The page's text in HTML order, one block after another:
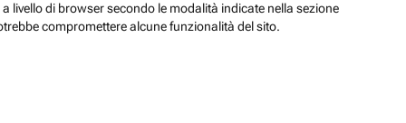
livello di browser secondo le modalità indicate nella sezione
compromettere alcune funzionalità del sito.